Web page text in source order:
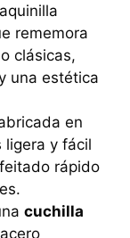
rememora
clásicas,
una estética
en
ligera y fácil
rápido
cuchilla